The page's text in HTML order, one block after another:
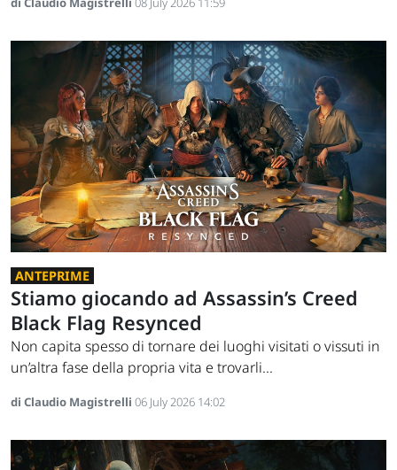
ANTEPRIME
Stiamo giocando ad Assassin’s Creed
Black Flag Resynced
Non capita spesso di tornare dei luoghi visitati o vissuti in
un’altra fase della propria vita e trovarli...
di Claudio Magistrelli 06 July 2026 14:02